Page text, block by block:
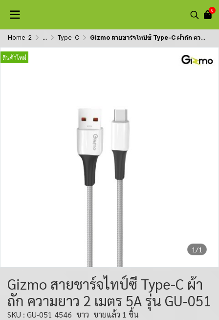
0
Home-2 ... Type-C Gizmo สายชาร์จไทป์ซี Type-C ผ้าถัก ความยาว 2 เมตร 5A รุ่น GU-051
1/1
สินค้าใหม่
Gizmo สายชาร์จไทป์ซี Type-C ผ้า
ถัก ความยาว 2 เมตร 5A รุ่น GU-051
SKU : GU-051 4546 ขาว ขายแล้ว 1 ชิ้น